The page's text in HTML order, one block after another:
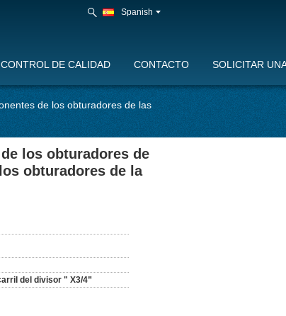
Spanish
CONTROL DE CALIDAD CONTACTO SOLICITAR
de los obturadores de las
los obturadores de
obturadores de la
del divisor " X3/4”